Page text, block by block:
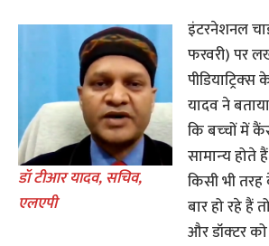
डॉ टीआर यादव, सचिव,
एलएपी
इंटरनेशनल
फरवरी) पर
यादव ने
कि बच्‍चों में
सामान्‍य होते
किसी भी
बार हो रहे हैं
और डॉक्‍टर